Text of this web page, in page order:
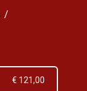
€ 121,00